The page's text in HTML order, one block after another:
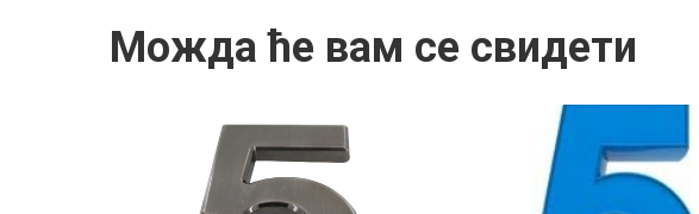
Можда ће вам се свидети